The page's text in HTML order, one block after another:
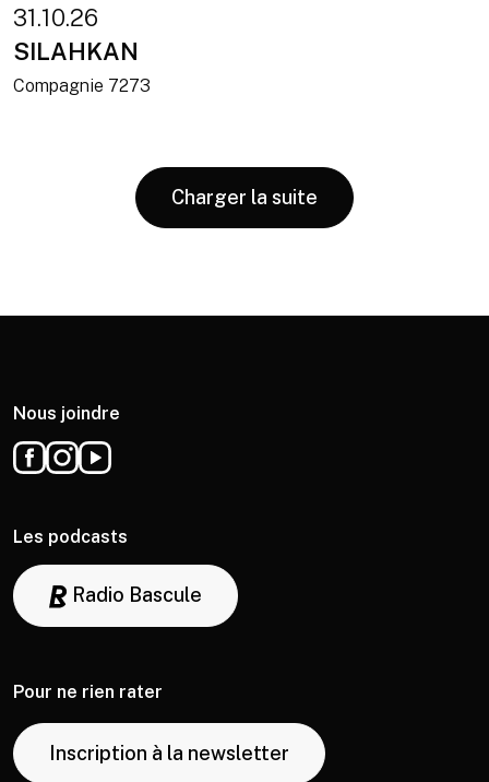
31.10.26
SILAHKAN
Compagnie 7273
Charger la suite
Nous joindre
Les podcasts
Radio Bascule
Pour ne rien rater
Inscription à la newsletter